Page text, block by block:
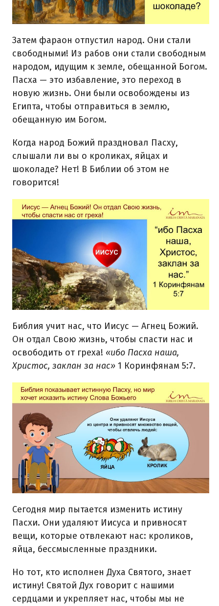
Затем фараон отпустил народ. Они стали
свободными! Из рабов они стали свободным
народом, идущим к земле, обещанной Богом.
Пасха — это избавление, это переход в
новую жизнь. Они были освобождены из
Египта, чтобы отправиться в землю,
обещанную им Богом.
Когда народ Божий праздновал Пасху,
слышали ли вы о кроликах, яйцах и
шоколаде? Нет! В Библии об этом не
говорится!
Библия учит нас, что Иисус — Агнец Божий.
Он отдал Свою жизнь, чтобы спасти нас и
освободить от греха! «ибо Пасха наша,
Христос, заклан за нас» 1 Коринфянам 5:7.
Сегодня мир пытается изменить истину
Пасхи. Они удаляют Иисуса и привносят
вещи, которые отвлекают нас: кроликов,
яйца, бессмысленные праздники.
Но тот, кто исполнен Духа Святого, знает
истину! Святой Дух говорит с нашими
сердцами и укрепляет нас, чтобы мы не